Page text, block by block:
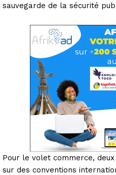
sauvegarde de la sécurité
Pour le volet commerce,
sur des conventions